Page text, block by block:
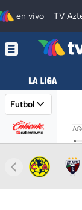
en vivo TV
Futbol